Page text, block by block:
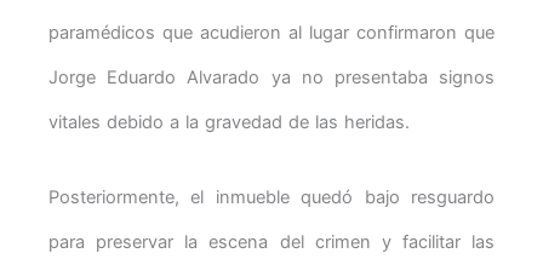
paramédicos que acudieron al lugar confirmaron que
Jorge Eduardo Alvarado ya no presentaba signos
vitales debido a la gravedad de las heridas.
Posteriormente, el inmueble quedó bajo resguardo
para preservar la escena del crimen y facilitar las